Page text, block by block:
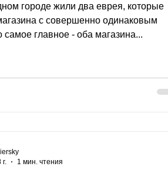
городе жили два еврея, которые
с совершенно одинаковым
самое главное - оба магазина...
1 мин. чтения